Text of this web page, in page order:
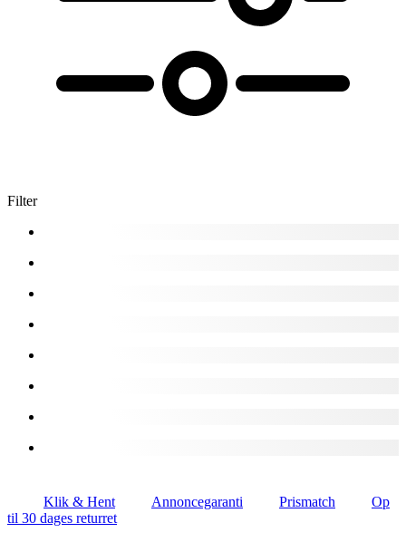
Filter
Klik & Hent Annoncegaranti Prismatch
Op
til 30 dages returret